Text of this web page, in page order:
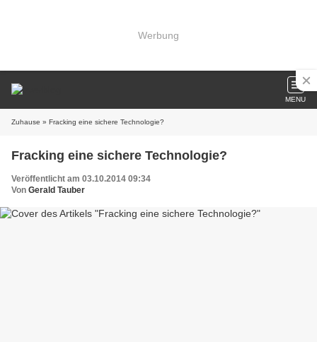
Werbung
MENU
Zuhause » Fracking eine sichere Technologie?
Fracking eine sichere Technologie?
Veröffentlicht am 03.10.2014 09:34
Von Gerald Tauber